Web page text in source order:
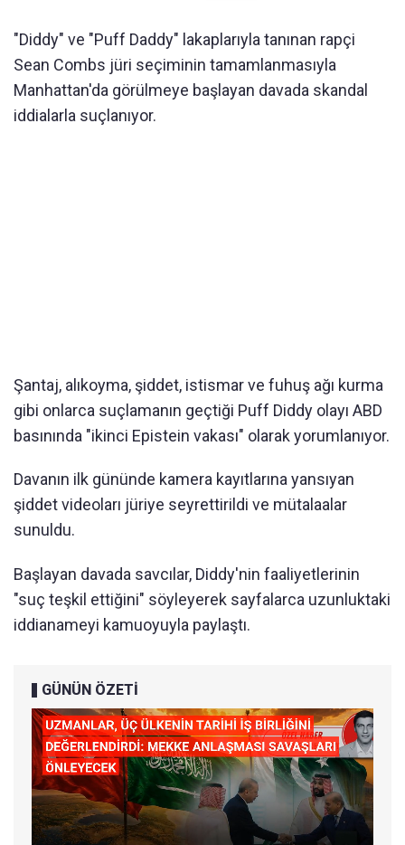
"Diddy" ve "Puff Daddy" lakaplarıyla tanınan rapçi
Sean Combs jüri seçiminin tamamlanmasıyla
Manhattan'da görülmeye başlayan davada skandal
iddialarla suçlanıyor.
Şantaj, alıkoyma, şiddet, istismar ve fuhuş ağı kurma
gibi onlarca suçlamanın geçtiği Puff Diddy olayı ABD
basınında "ikinci Epistein vakası" olarak yorumlanıyor.
Davanın ilk gününde kamera kayıtlarına yansıyan
şiddet videoları jüriye seyrettirildi ve mütalaalar
sunuldu.
Başlayan davada savcılar, Diddy'nin faaliyetlerinin
"suç teşkil ettiğini" söyleyerek sayfalarca uzunluktaki
iddianameyi kamuoyuyla paylaştı.
GÜNÜN ÖZETİ